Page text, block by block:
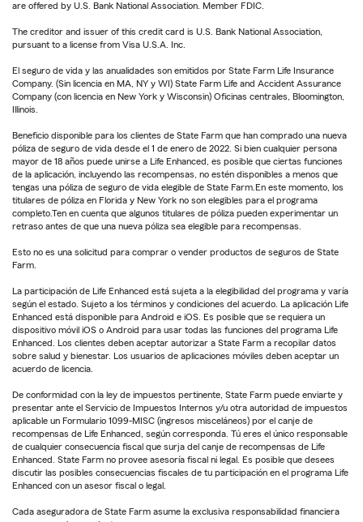
are offered by U.S. Bank National Association. Member FDIC.
The creditor and issuer of this credit card is U.S. Bank National Association,
pursuant to a license from Visa U.S.A. Inc.
El seguro de vida y las anualidades son emitidos por State Farm Life Insurance
Company. (Sin licencia en MA, NY y WI) State Farm Life and Accident Assurance
Company (con licencia en New York y Wisconsin) Oficinas centrales, Bloomington,
Illinois.
Beneficio disponible para los clientes de State Farm que han comprado una nueva
póliza de seguro de vida desde el 1 de enero de 2022. Si bien cualquier persona
mayor de 18 años puede unirse a Life Enhanced, es posible que ciertas funciones
de la aplicación, incluyendo las recompensas, no estén disponibles a menos que
tengas una póliza de seguro de vida elegible de State Farm.En este momento, los
titulares de póliza en Florida y New York no son elegibles para el programa
completo.Ten en cuenta que algunos titulares de póliza pueden experimentar un
retraso antes de que una nueva póliza sea elegible para recompensas.
Esto no es una solicitud para comprar o vender productos de seguros de State
Farm.
La participación de Life Enhanced está sujeta a la elegibilidad del programa y varía
según el estado. Sujeto a los términos y condiciones del acuerdo. La aplicación Life
Enhanced está disponible para Android e iOS. Es posible que se requiera un
dispositivo móvil iOS o Android para usar todas las funciones del programa Life
Enhanced. Los clientes deben aceptar autorizar a State Farm a recopilar datos
sobre salud y bienestar. Los usuarios de aplicaciones móviles deben aceptar un
acuerdo de licencia.
De conformidad con la ley de impuestos pertinente, State Farm puede enviarte y
presentar ante el Servicio de Impuestos Internos y/u otra autoridad de impuestos
aplicable un Formulario 1099-MISC (ingresos misceláneos) por el canje de
recompensas de Life Enhanced, según corresponda. Tú eres el único responsable
de cualquier consecuencia fiscal que surja del canje de recompensas de Life
Enhanced. State Farm no provee asesoría fiscal ni legal. Es posible que desees
discutir las posibles consecuencias fiscales de tu participación en el programa Life
Enhanced con un asesor fiscal o legal.
Cada aseguradora de State Farm asume la exclusiva responsabilidad financiera